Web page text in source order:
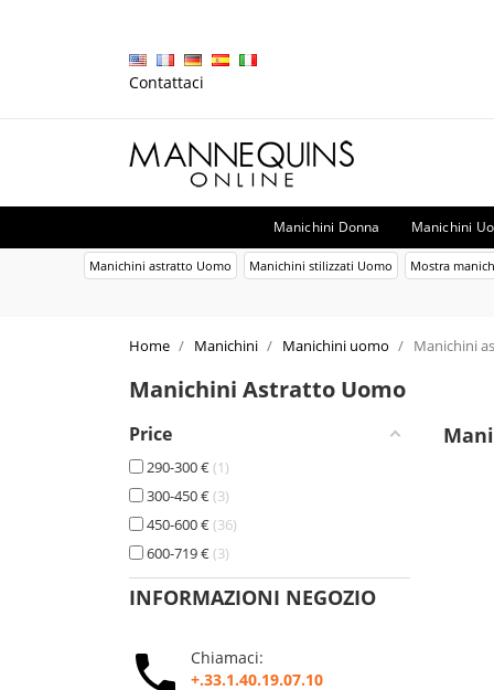
Contattaci
Manichini Donna Manichini
Manichini astratto Uomo Manichini stilizzati Uomo Mostra
Home Manichini Manichini uomo Manichini
Manichini Astratto Uomo
Price
290-300 € 1
300-450 € 3
450-600 € 36
600-719 € 3
INFORMAZIONI NEGOZIO
Chiamaci:
+.33.1.40.19.07.10